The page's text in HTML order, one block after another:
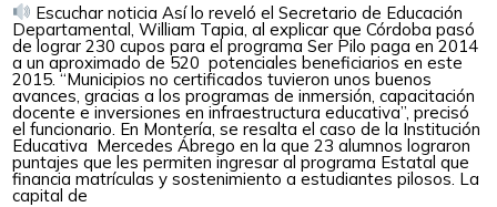
Escuchar noticia Así lo reveló el Secretario de Educación
Departamental, William Tapia, al explicar que Córdoba pasó
de lograr 230 cupos para el programa Ser Pilo paga en 2014
a un aproximado de 520 potenciales beneficiarios en este
2015. “Municipios no certificados tuvieron unos buenos
avances, gracias a los programas de inmersión, capacitación
docente e inversiones en infraestructura educativa”, precisó
el funcionario. En Montería, se resalta el caso de la Institución
Educativa Mercedes Ábrego en la que 23 alumnos lograron
puntajes que les permiten ingresar al programa Estatal que
financia matrículas y sostenimiento a estudiantes pilosos. La
capital de